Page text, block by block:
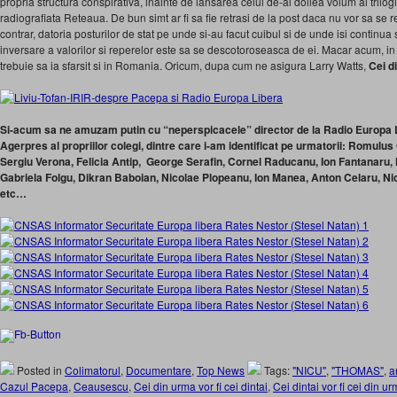
radiografiata Reteaua. De bun simt ar fi sa fie retrasi de la post daca nu vor sa se
contrar, datoria posturilor de stat pe unde si-au facut cuibul si de unde isi
inversare a valorilor si reperelor este sa se descotoroseasca de ei. Macar acum,
trebuie sa ia sfarsit si in Romania. Oricum, dupa cum ne asigura Larry Watts, Cei
Si-acum sa ne amuzam putin cu “neperspicacele” director de la Radio
Agerpres al propriilor colegi, dintre care i-am identificat pe urmatorii: Romulus
Sergiu Verona, Felicia Antip, George Serafin, Cornel Raducanu, Ion Fantanaru,
Gabriela Folgu, Dikran Baboian, Nicolae Plopeanu, Ion Manea, Anton Celaru,
etc…
Posted in Colimatorul, Documentare, Top News Tags:"NICU", "THOMAS",
Cazul Pacepa, Ceausescu, Cei din urma vor fi cei dintai, Cei dintai vor fi cei din